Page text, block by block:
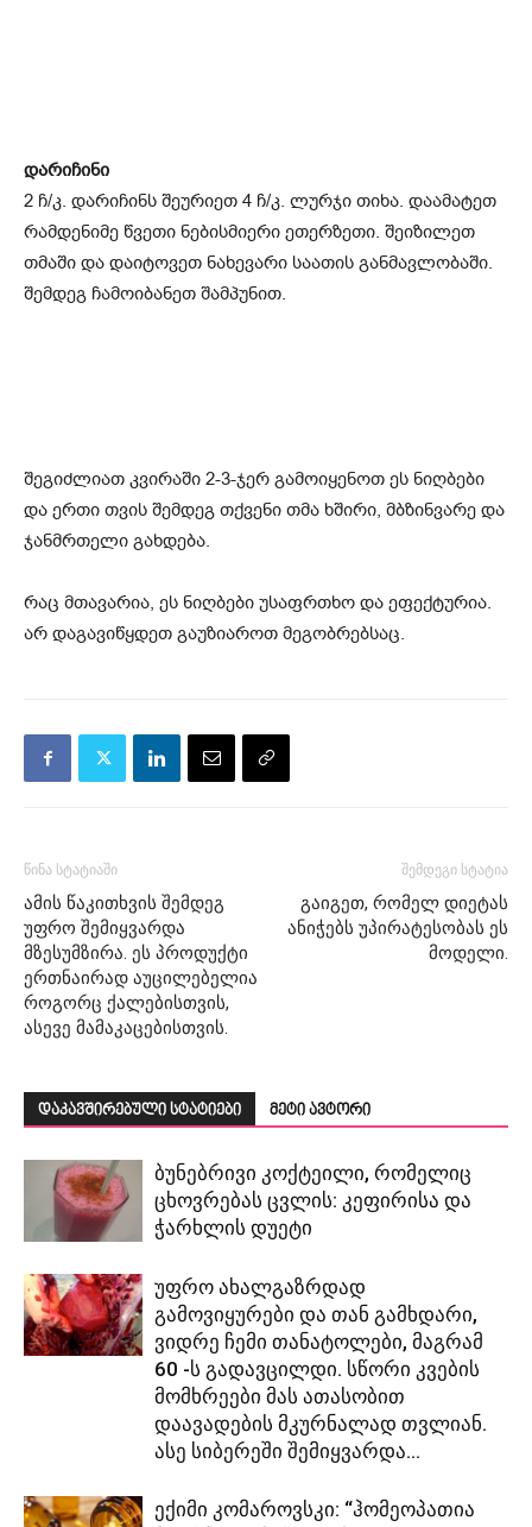
დარიჩინი
2 ჩ/კ. დარიჩინს შეურიეთ 4 ჩ/კ. ლურჯი თიხა. დაამატეთ
რამდენიმე წვეთი ნებისმიერი ეთერზეთი. შეიზილეთ
თმაში და დაიტოვეთ ნახევარი საათის განმავლობაში.
შემდეგ ჩამოიბანეთ შამპუნით.
შეგიძლიათ კვირაში 2-3-ჯერ გამოიყენოთ ეს ნიღბები
და ერთი თვის შემდეგ თქვენი თმა ხშირი, მბზინვარე და
ჯანმრთელი გახდება.
რაც მთავარია, ეს ნიღბები უსაფრთხო და ეფექტურია.
არ დაგავიწყდეთ გაუზიაროთ მეგობრებსაც.
წინა სტატიაში
ამის წაკითხვის შემდეგ
უფრო შემიყვარდა
მზესუმზირა. ეს პროდუქტი
ერთნაირად აუცილებელია
როგორც ქალებისთვის,
ასევე მამაკაცებისთვის.
შემდეგი სტატია
გაიგეთ, რომელ დიეტას
ანიჭებს უპირატესობას ეს
მოდელი.
დაკავშირებული სტატიები მეტი ავტორი
ბუნებრივი კოქტეილი, რომელიც
ცხოვრებას ცვლის: კეფირისა და
ჭარხლის დუეტი
უფრო ახალგაზრდად
გამოვიყურები და თან გამხდარი,
ვიდრე ჩემი თანატოლები, მაგრამ
60 -ს გადავცილდი. სწორი კვების
მომხრეები მას ათასობით
დაავადების მკურნალად თვლიან.
ასე სიბერეში შემიყვარდა...
ექიმი კომაროვსკი: “ჰომეოპათია